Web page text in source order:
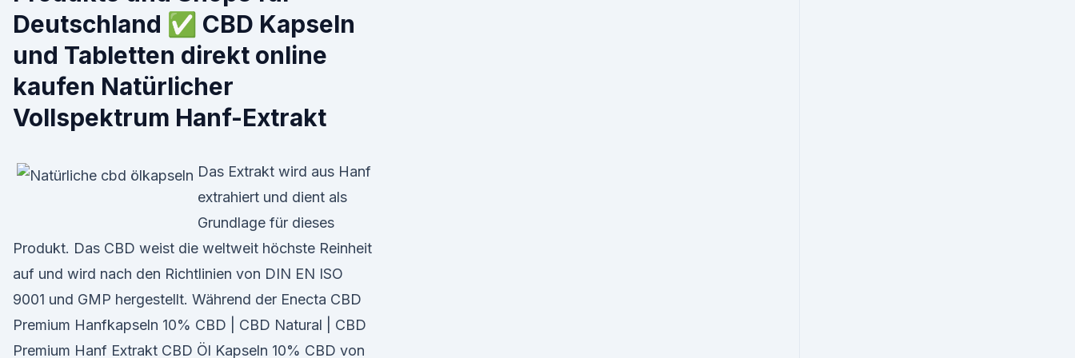
Deutschland ✅ CBD Kapseln
und Tabletten direkt online
kaufen Natürlicher
Vollspektrum Hanf-Extrakt
Das Extrakt wird aus Hanf
extrahiert und dient als
Grundlage für dieses
Produkt. Das CBD weist die weltweit höchste Reinheit
auf und wird nach den Richtlinien von DIN EN ISO
9001 und GMP hergestellt. Während der Enecta CBD
Premium Hanfkapseln 10% CBD | CBD Natural | CBD
Premium Hanf Extrakt CBD Öl Kapseln 10% CBD von